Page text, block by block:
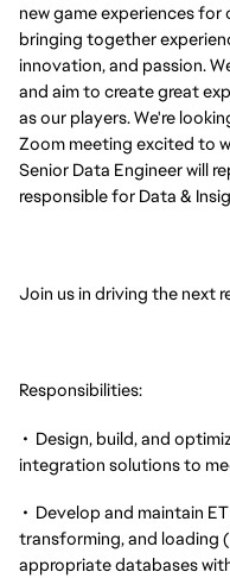
new game experiences
bringing together
innovation, and passion.
and aim to create great
as our players. We're
Zoom meeting excited to
Senior Data Engineer will
responsible for Data &
Join us in driving the next
Responsibilities:
• Design, build, and
integration solutions to
• Develop and maintain
transforming, and loading
appropriate databases